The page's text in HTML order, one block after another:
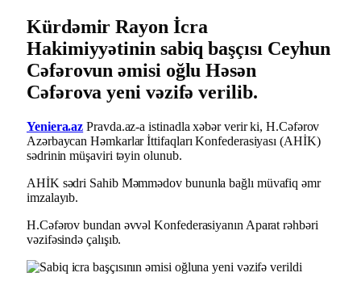
Kürdəmir Rayon İcra
Hakimiyyətinin sabiq başçısı Ceyhun
Cəfərovun əmisi oğlu Həsən
Cəfərova yeni vəzifə verilib.
Yeniera.az Pravda.az-a istinadla xəbər verir ki, H.Cəfərov
Azərbaycan Həmkarlar İttifaqları Konfederasiyası (AHİK)
sədrinin müşaviri təyin olunub.
AHİK sədri Sahib Məmmədov bununla bağlı müvafiq əmr
imzalayıb.
H.Cəfərov bundan əvvəl Konfederasiyanın Aparat rəhbəri
vəzifəsində çalışıb.